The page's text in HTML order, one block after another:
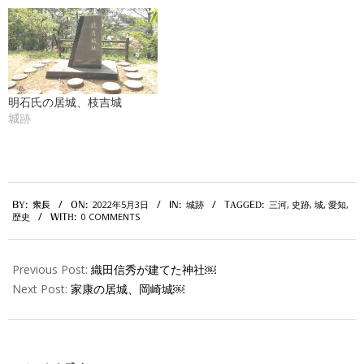
明石氏の居城、枝吉城
城跡
05-
BY: 衆長 ON: 2022年5月3日 IN: 城跡 TAGGED: 三河, 史跡, 城, 愛知,
歴史
WITH: 0 COMMENTS
Previous Post: 織田信秀が建てた神社￼
Next Post: 家康の居城、岡崎城￼